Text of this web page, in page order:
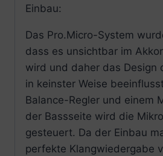
Einbau:
Das Pro.Micro-System
dass es unsichtbar im
wird und daher das Design
in keinster Weise
Balance-Regler und einem
der Bassseite wird die
gesteuert. Da der Einbau
perfekte Klangwiedergabe